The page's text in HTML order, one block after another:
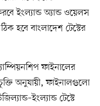
ইংল্যান্ড অ্যান্ড ওয়েলস
হবে বাংলাদেশ টেস্টের
ফাইনালের
অনুযায়ী, ফাইনালগুলো
টেস্টে